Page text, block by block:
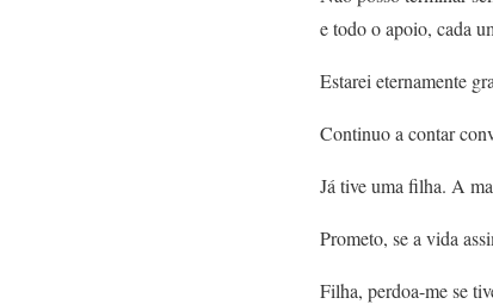
e todo o apoio, cada
Estarei eternamente
Continuo a contar
Já tive uma filha. A
Prometo, se a vida
Filha, perdoa-me se